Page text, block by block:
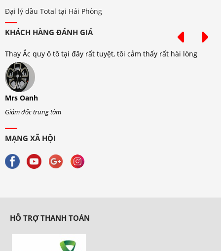
Đại lý dầu Total tại Hải Phòng
KHÁCH HÀNG ĐÁNH GIÁ
Thay Ắc quy ô tô tại đây rất tuyệt, tôi cảm thấy rất hài lòng
Mrs Oanh
Giám đốc trung tâm
MẠNG XÃ HỘI
HỖ TRỢ THANH TOÁN